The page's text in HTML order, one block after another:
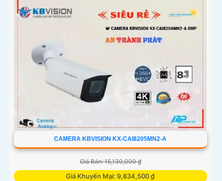
CAMERA KBVISION KX-CAI8205MN2-A
Giá Bán: 15,130,000 ₫
Giá Khuyến Mại: 9,834,500 ₫